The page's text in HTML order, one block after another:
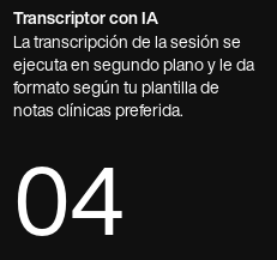
Transcriptor con IA
La transcripción de la sesión se
ejecuta en segundo plano y le da
formato según tu plantilla de
notas clínicas preferida.
04